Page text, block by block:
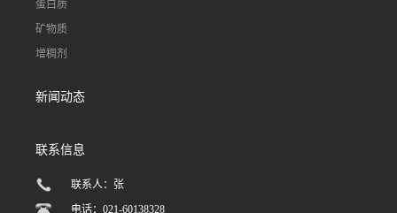
蛋白质
矿物质
增稠剂
新闻动态
联系信息
联系人：张
电话：021-60138328